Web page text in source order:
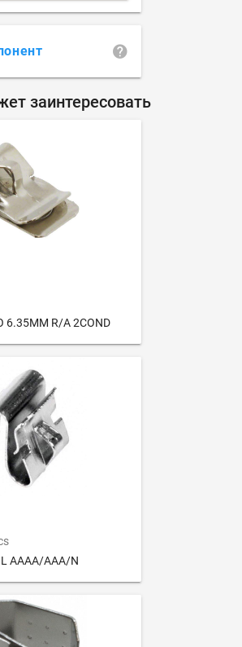
заинтересовать
6.35MM R/A 2COND
AAAA/AAA/N